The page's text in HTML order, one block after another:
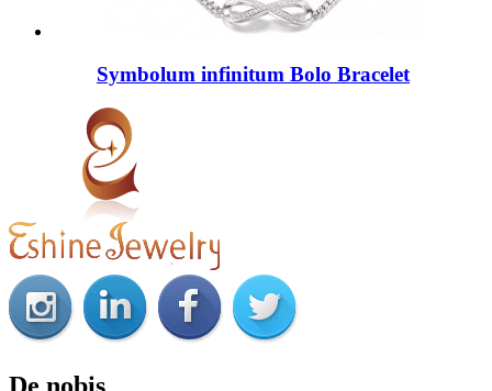
Symbolum infinitum Bolo Bracelet
De nobis